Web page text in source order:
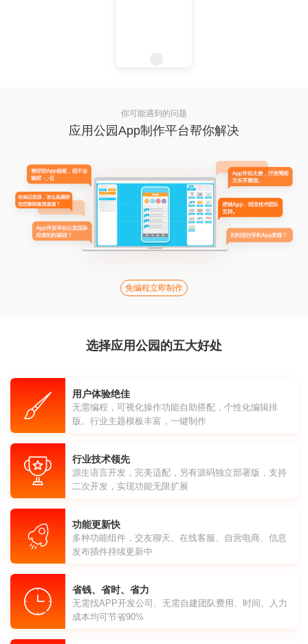
你可能遇到的问题
应用公园App制作平台帮你解决
免编程立即制作
选择应用公园的五大好处
用户体验绝佳
无需编程，可视化操作功能自助搭配，个性化编辑排
版。行业主题模板丰富，一键制作
行业技术领先
源生语言开发，完美适配，另有源码独立部署版，支持
二次开发，实现功能无限扩展
功能更新快
多种功能组件，交友聊天、在线客服、自营电商、信息
发布插件持续更新中
省钱、省时、省力
无需找APP开发公司、无需自建团队费用、时间、人力
成本均可节省90%